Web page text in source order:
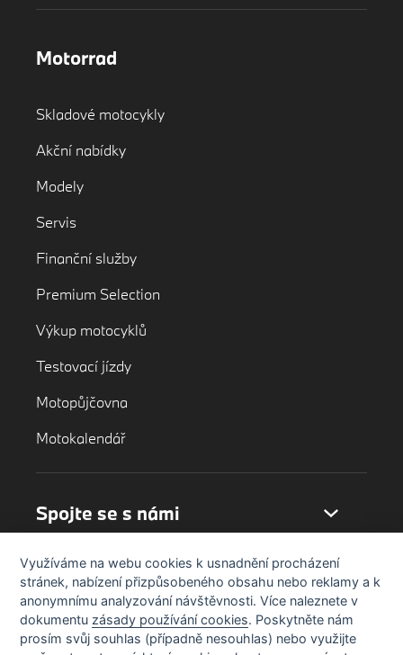
Motorrad
Skladové motocykly
Akční nabídky
Modely
Servis
Finanční služby
Premium Selection
Výkup motocyklů
Testovací jízdy
Motopůjčovna
Motokalendář
Spojte se s námi
Využíváme na webu cookies k usnadnění procházení
stránek, nabízení přizpůsobeného obsahu nebo reklamy a k
anonymnímu analyzování návštěvnosti. Více naleznete v
dokumentu zásady používání cookies. Poskytněte nám
prosím svůj souhlas (případně nesouhlas) nebo využijte